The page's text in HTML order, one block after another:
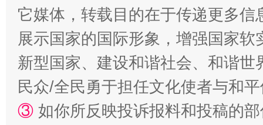
漫山遍野的桃花与雪山、麦地、白藏房
它媒体，转载目的在于传递更多
展示国家的国际形象，增强国家
新型国家、建设和谐社会、和谐
民众/全民勇于担任文化使者与和
③ 如你所反映投诉报料和投稿的